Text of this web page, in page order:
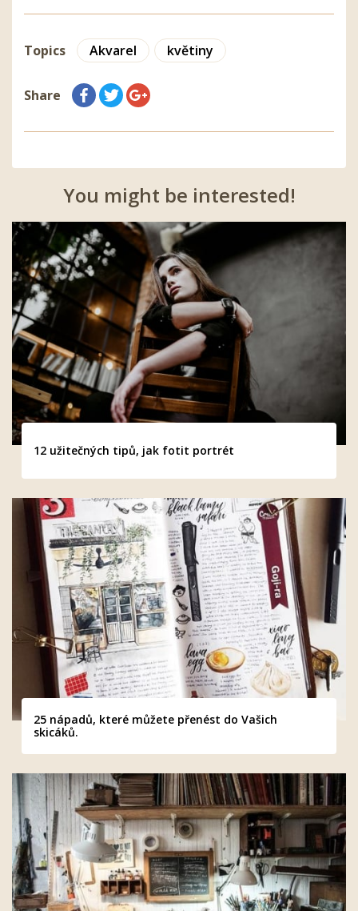
Topics Akvarel květiny
Share
You might be interested!
12 užitečných tipů, jak fotit portrét
25 nápadů, které můžete přenést do Vašich
skicáků.